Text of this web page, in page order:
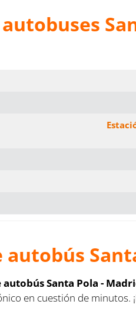
Santa Pola -
en cuestión de